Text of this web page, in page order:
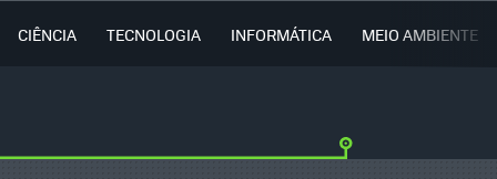
CIÊNCIA TECNOLOGIA INFORMÁTICA MEIO AMBIENTE